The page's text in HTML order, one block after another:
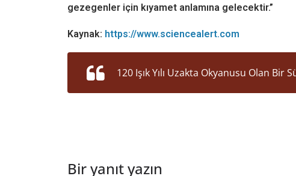
gezegenler için kıyamet anlamına gelecektir.”
Kaynak: https://www.sciencealert.com
120 Işık Yılı Uzakta Okyanusu Olan Bir
Bir yanıt yazın